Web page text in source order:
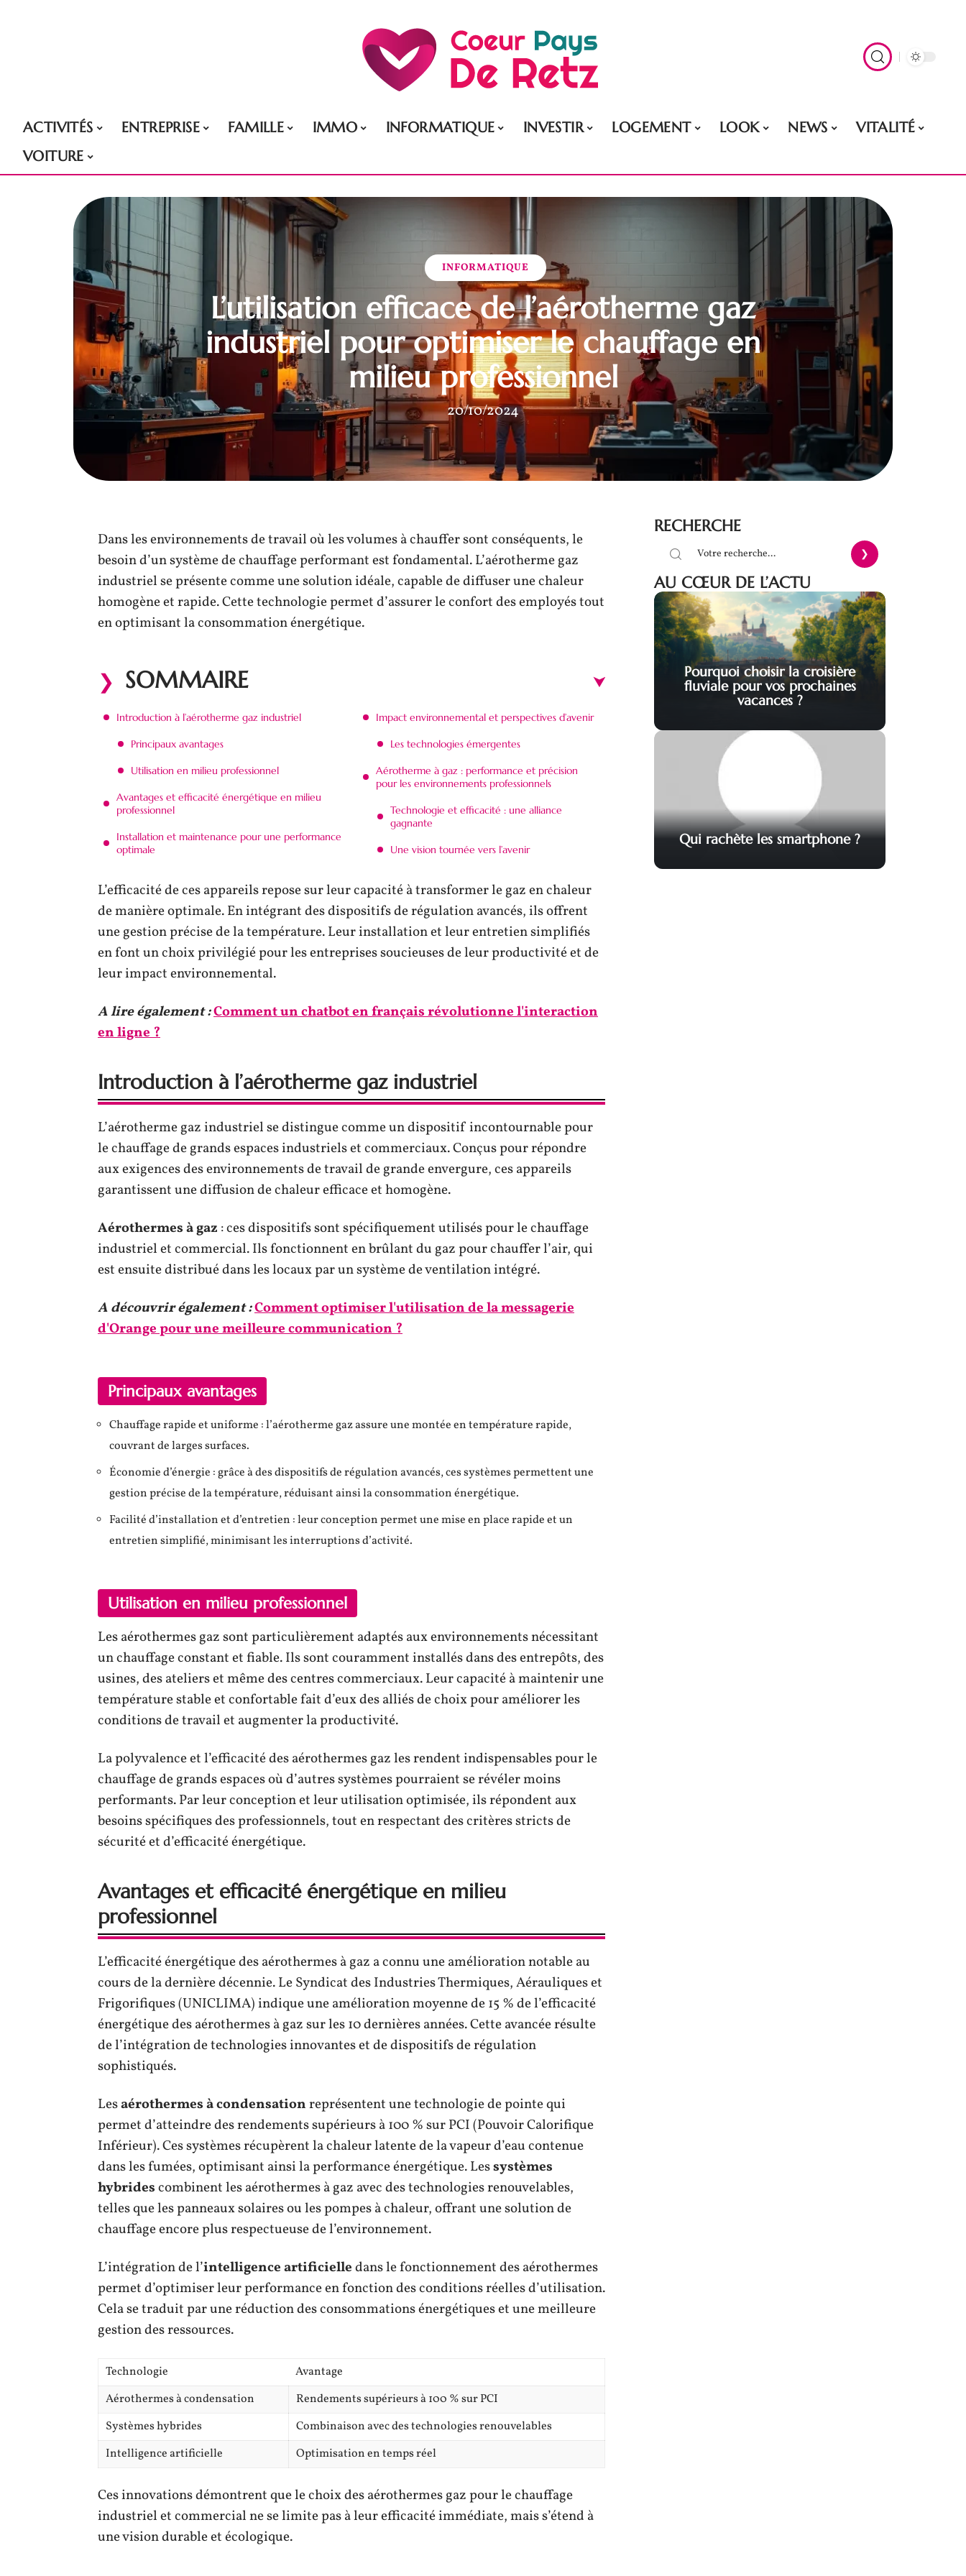
ACTIVITÉS ENTREPRISE FAMILLE IMMO INFORMATIQUE INVESTIR LOGEMENT LOOK NEWS
VITALITÉ
VOITURE
INFORMATIQUE
L’utilisation efficace de l’aérotherme gaz
industriel pour optimiser le chauffage en
milieu professionnel
20/10/2024
Dans les environnements de travail où les volumes à chauffer sont conséquents, le
besoin d’un système de chauffage performant est fondamental. L’aérotherme gaz
industriel se présente comme une solution idéale, capable de diffuser une chaleur
homogène et rapide. Cette technologie permet d’assurer le confort des employés tout
en optimisant la consommation énergétique.
SOMMAIRE
Introduction à l’aérotherme gaz industriel
Principaux avantages
Utilisation en milieu professionnel
Avantages et efficacité énergétique en milieu
professionnel
Installation et maintenance pour une performance
optimale
Impact environnemental et perspectives d’avenir
Les technologies émergentes
Aérotherme à gaz : performance et précision
pour les environnements professionnels
Technologie et efficacité : une alliance
gagnante
Une vision tournée vers l’avenir
L’efficacité de ces appareils repose sur leur capacité à transformer le gaz en chaleur
de manière optimale. En intégrant des dispositifs de régulation avancés, ils offrent
une gestion précise de la température. Leur installation et leur entretien simplifiés
en font un choix privilégié pour les entreprises soucieuses de leur productivité et de
leur impact environnemental.
A lire également :Comment un chatbot en français révolutionne l'interaction
en ligne ?
Introduction à l’aérotherme gaz industriel
L’aérotherme gaz industriel se distingue comme un dispositif incontournable pour
le chauffage de grands espaces industriels et commerciaux. Conçus pour répondre
aux exigences des environnements de travail de grande envergure, ces appareils
garantissent une diffusion de chaleur efficace et homogène.
Aérothermes à gaz : ces dispositifs sont spécifiquement utilisés pour le chauffage
industriel et commercial. Ils fonctionnent en brûlant du gaz pour chauffer l’air, qui
est ensuite distribué dans les locaux par un système de ventilation intégré.
A découvrir également :Comment optimiser l'utilisation de la messagerie
d'Orange pour une meilleure communication ?
Principaux avantages
Chauffage rapide et uniforme : l’aérotherme gaz assure une montée en température rapide,
couvrant de larges surfaces.
Économie d’énergie : grâce à des dispositifs de régulation avancés, ces systèmes permettent une
gestion précise de la température, réduisant ainsi la consommation énergétique.
Facilité d’installation et d’entretien : leur conception permet une mise en place rapide et un
entretien simplifié, minimisant les interruptions d’activité.
Utilisation en milieu professionnel
Les aérothermes gaz sont particulièrement adaptés aux environnements nécessitant
un chauffage constant et fiable. Ils sont couramment installés dans des entrepôts, des
usines, des ateliers et même des centres commerciaux. Leur capacité à maintenir une
température stable et confortable fait d’eux des alliés de choix pour améliorer les
conditions de travail et augmenter la productivité.
La polyvalence et l’efficacité des aérothermes gaz les rendent indispensables pour le
chauffage de grands espaces où d’autres systèmes pourraient se révéler moins
performants. Par leur conception et leur utilisation optimisée, ils répondent aux
besoins spécifiques des professionnels, tout en respectant des critères stricts de
sécurité et d’efficacité énergétique.
Avantages et efficacité énergétique en milieu
professionnel
L’efficacité énergétique des aérothermes à gaz a connu une amélioration notable au
cours de la dernière décennie. Le Syndicat des Industries Thermiques, Aérauliques et
Frigorifiques (UNICLIMA) indique une amélioration moyenne de 15 % de l’efficacité
énergétique des aérothermes à gaz sur les 10 dernières années. Cette avancée résulte
de l’intégration de technologies innovantes et de dispositifs de régulation
sophistiqués.
Lesaérothermes à condensationreprésentent une technologie de pointe qui
permet d’atteindre des rendements supérieurs à 100 % sur PCI (Pouvoir Calorifique
Inférieur). Ces systèmes récupèrent la chaleur latente de la vapeur d’eau contenue
dans les fumées, optimisant ainsi la performance énergétique. Lessystèmes
hybridescombinent les aérothermes à gaz avec des technologies renouvelables,
telles que les panneaux solaires ou les pompes à chaleur, offrant une solution de
chauffage encore plus respectueuse de l’environnement.
L’intégration de l’intelligence artificielledans le fonctionnement des aérothermes
permet d’optimiser leur performance en fonction des conditions réelles d’utilisation.
Cela se traduit par une réduction des consommations énergétiques et une meilleure
gestion des ressources.
Technologie
Avantage
Aérothermes à condensation
Rendements supérieurs à 100 % sur PCI
Systèmes hybrides
Combinaison avec des technologies renouvelables
Intelligence artificielle
Optimisation en temps réel
Ces innovations démontrent que le choix des aérothermes gaz pour le chauffage
industriel et commercial ne se limite pas à leur efficacité immédiate, mais s’étend à
une vision durable et écologique.
RECHERCHE
AU CŒUR DE L’ACTU
Pourquoi choisir la croisière
fluviale pour vos prochaines
vacances ?
Qui rachète les smartphone ?